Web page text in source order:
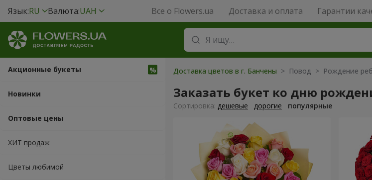
Язык:RU Валюта:UAH Все о Flowers.ua Доставка и оплата Гарантии
Акционные букеты
Новинки
Оптовые цены
ХИТ продаж
Цветы любимой
Доставка цветов в г. Банчены > Повод > Рождение
Заказать букет ко дню
Cортировка: дешевые дорогие популярные